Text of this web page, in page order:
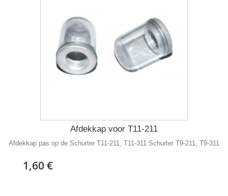
Afdekkap voor T11-211
Afdekkap pas op de Schurter T11-211, T11-311 Schurter T9-211, T9-311
1,60 €